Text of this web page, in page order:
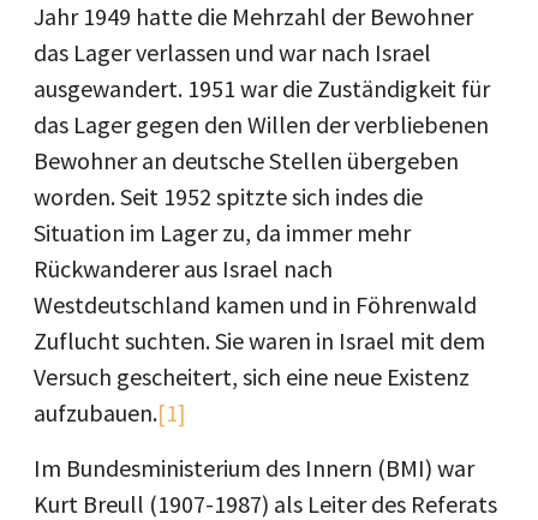
Jahr 1949 hatte die Mehrzahl der Bewohner
das Lager verlassen und war nach Israel
ausgewandert. 1951 war die Zuständigkeit für
das Lager gegen den Willen der verbliebenen
Bewohner an deutsche Stellen übergeben
worden. Seit 1952 spitzte sich indes die
Situation im Lager zu, da immer mehr
Rückwanderer aus Israel nach
Westdeutschland kamen und in Föhrenwald
Zuflucht suchten. Sie waren in Israel mit dem
Versuch gescheitert, sich eine neue Existenz
aufzubauen.[1]
Im Bundesministerium des Innern (BMI) war
Kurt Breull (1907-1987) als Leiter des Referats